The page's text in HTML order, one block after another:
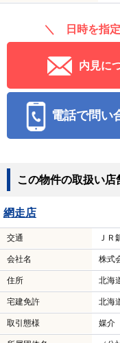
＼ 日時を指
内見に
電話で問い
この物件の取扱い店
網走店
交通 Ｊ
会社名 株式
住所 北海
宅建免許 北海
取引態様 媒介